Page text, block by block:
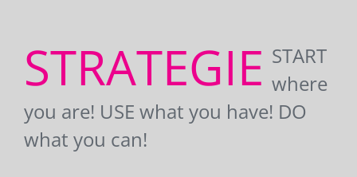
STRATEGIE START
where
you are! USE what you have! DO
what you can!